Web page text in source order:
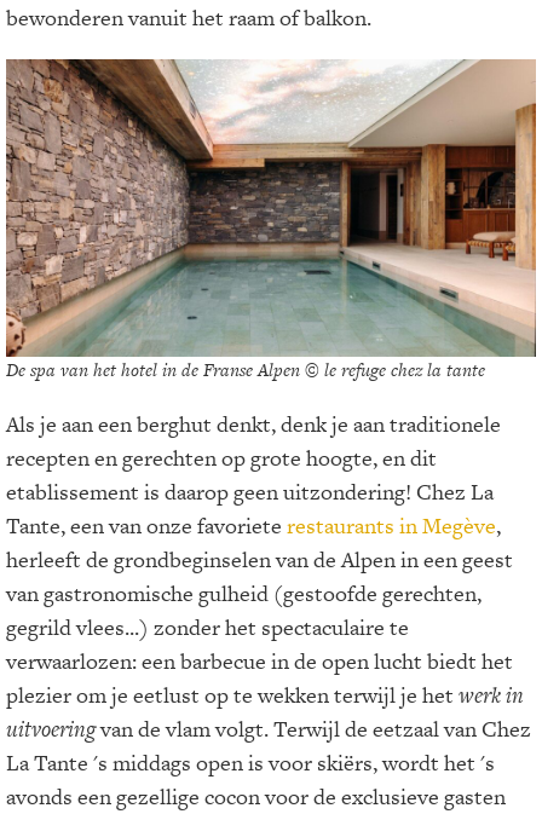
bewonderen vanuit het raam of balkon.
De spa van het hotel in de Franse Alpen © le refuge chez la tante
Als je aan een berghut denkt, denk je aan traditionele
recepten en gerechten op grote hoogte, en dit
etablissement is daarop geen uitzondering! Chez La
Tante, een van onze favoriete restaurants in Megève,
herleeft de grondbeginselen van de Alpen in een geest
van gastronomische gulheid (gestoofde gerechten,
gegrild vlees...) zonder het spectaculaire te
verwaarlozen: een barbecue in de open lucht biedt het
plezier om je eetlust op te wekken terwijl je het werk in
uitvoeringvan de vlam volgt. Terwijl de eetzaal van Chez
La Tante 's middags open is voor skiërs, wordt het 's
avonds een gezellige cocon voor de exclusieve gasten